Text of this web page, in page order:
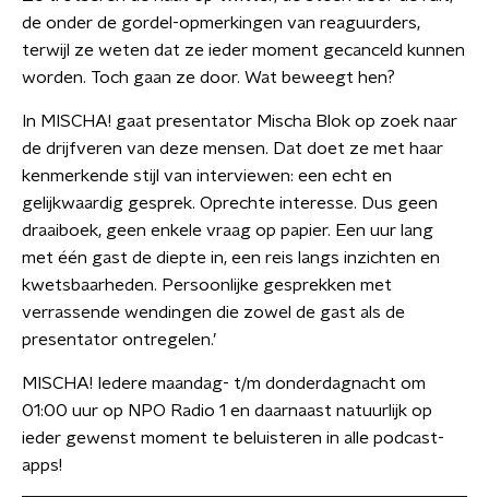
de onder de gordel-opmerkingen van reaguurders,
terwijl ze weten dat ze ieder moment gecanceld kunnen
worden. Toch gaan ze door. Wat beweegt hen?
In MISCHA! gaat presentator Mischa Blok op zoek naar
de drijfveren van deze mensen. Dat doet ze met haar
kenmerkende stijl van interviewen: een echt en
gelijkwaardig gesprek. Oprechte interesse. Dus geen
draaiboek, geen enkele vraag op papier. Een uur lang
met één gast de diepte in, een reis langs inzichten en
kwetsbaarheden. Persoonlijke gesprekken met
verrassende wendingen die zowel de gast als de
presentator ontregelen.’
MISCHA! Iedere maandag- t/m donderdagnacht om
01:00 uur op NPO Radio 1 en daarnaast natuurlijk op
ieder gewenst moment te beluisteren in alle podcast-
apps!